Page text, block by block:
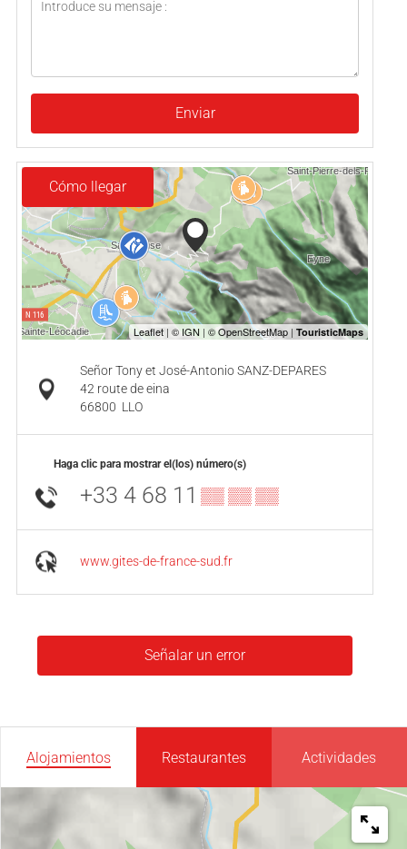
Enviar
Cómo llegar
Señor Tony et José-Antonio SANZ-DEPARES
42 route de eina
66800 LLO
Haga clic para mostrar el(los) número(s)
+33 4 68 11 ▒▒ ▒▒ ▒▒
www.gites-de-france-sud.fr
Señalar un error
Alojamientos Restaurantes Actividades